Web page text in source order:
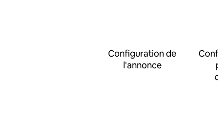
Configuration de
l'annonce